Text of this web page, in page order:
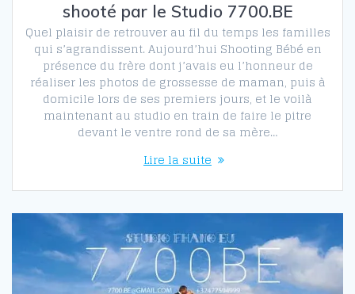
shooté par le Studio 7700.BE
Quel plaisir de retrouver au fil du temps les familles
qui s’agrandissent. Aujourd’hui Shooting Bébé en
présence du frère dont j’avais eu l’honneur de
réaliser les photos de grossesse de maman, puis à
domicile lors de ses premiers jours, et le voilà
maintenant au studio en train de faire le pitre
devant le ventre rond de sa mère…
Lire la suite